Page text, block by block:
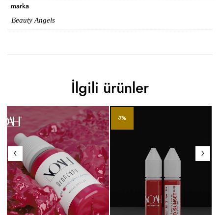
marka
Beauty Angels
İlgili ürünler
-7%